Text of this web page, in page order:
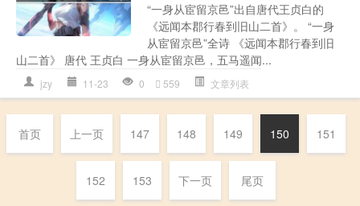
“一身从宦留京邑”出自唐代王贞白的
《远闻本郡行春到旧山二首》。 “一身
从宦留京邑”全诗 《远闻本郡行春到旧
山二首》 唐代 王贞白 一身从宦留京邑，五马遥闻...
jzy 11-23 0 559 文章列表
首页 上一页 147 148 149 150 151
152 153 下一页 尾页